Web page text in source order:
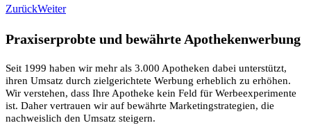
ZurückWeiter
Praxiserprobte und bewährte Apothekenwerbung
Seit 1999 haben wir mehr als 3.000 Apotheken dabei unterstützt,
ihren Umsatz durch zielgerichtete Werbung erheblich zu erhöhen.
Wir verstehen, dass Ihre Apotheke kein Feld für Werbeexperimente
ist. Daher vertrauen wir auf bewährte Marketingstrategien, die
nachweislich den Umsatz steigern.